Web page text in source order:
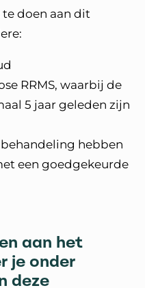
doen aan dit
RRMS, waarbij de
5 jaar geleden zijn
hebben
een goedgekeurde
aan het
je onder
deze